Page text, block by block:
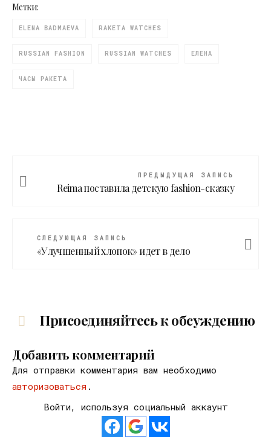
Метки:
ELENA BADMAEVA RAKETA WATCHES
RUSSIAN FASHION RUSSIAN WATCHES ЕЛЕНА
ЧАСЫ РАКЕТА
ПРЕДЫДУЩАЯ ЗАПИСЬ
Reima поставила детскую fashion-сказку
СЛЕДУЮЩАЯ ЗАПИСЬ
«Улучшенный хлопок» идет в дело
Присоединяйтесь к обсуждению
Добавить комментарий
Для отправки комментария вам необходимо
авторизоваться .
Войти, используя социальный аккаунт